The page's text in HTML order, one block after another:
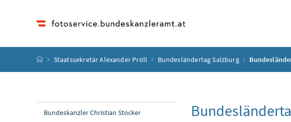
Startseite
Staatssekretär Alexander Pröll Bundesländertag Salzburg
Bundeskanzler Christian Stocker